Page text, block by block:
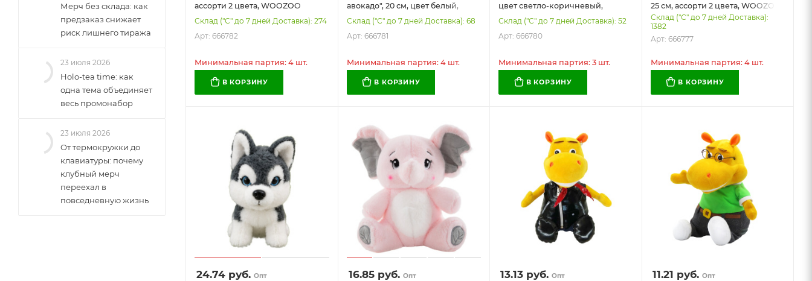
ассорти 2 цвета, WOOZOO
(ВУЗУ), 666782
Склад ("С" до 7 дней Доставка): 274
Арт: 666782
Минимальная партия: 4 шт.
В КОРЗИНУ
авокадо", 20 см, цвет белый,
WOOZOO (ВУЗУ), 666781
Склад ("С" до 7 дней Доставка): 68
Арт: 666781
Минимальная партия: 4 шт.
В КОРЗИНУ
цвет светло-коричневый,
WOOZOO (ВУЗУ), 666780
Склад ("С" до 7 дней Доставка): 52
Арт: 666780
Минимальная партия: 3 шт.
В КОРЗИНУ
25 см, ассорти 2 цвета, WOOZOO
(ВУЗУ), 666777
Склад ("С" до 7 дней Доставка):
1382
Арт: 666777
Минимальная партия: 4 шт.
В КОРЗИНУ
24.74 руб. Опт 16.85руб. Опт 13.13 руб. Опт 11.21 руб. Опт
Мерч без склада: как
предзаказ снижает
риск лишнего тиража
23 июля 2026
Holo-tea time: как
одна тема объединяет
весь промонабор
23 июля 2026
От термокружки до
клавиатуры: почему
клубный мерч
переехал в
повседневную жизнь